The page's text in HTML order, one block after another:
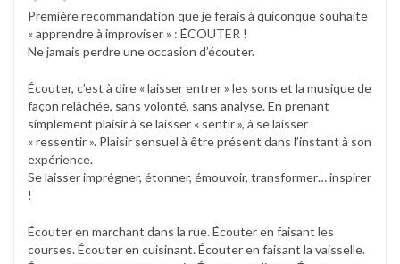
Première recommandation que je ferais à quiconque souhaite
« apprendre à improviser » : ÉCOUTER !
Ne jamais perdre une occasion d’écouter.
Écouter, c’est à dire « laisser entrer » les sons et la musique de
façon relâchée, sans volonté, sans analyse. En prenant
simplement plaisir à se laisser « sentir », à se laisser
« ressentir ». Plaisir sensuel à être présent dans l’instant à son
expérience.
Se laisser imprégner, étonner, émouvoir, transformer… inspirer
!
Écouter en marchant dans la rue. Écouter en faisant les
courses. Écouter en cuisinant. Écouter en faisant la vaisselle.